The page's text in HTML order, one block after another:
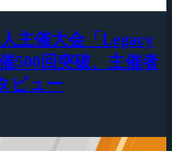
主催大会「Legacy
500回突破、主催者
ビュー